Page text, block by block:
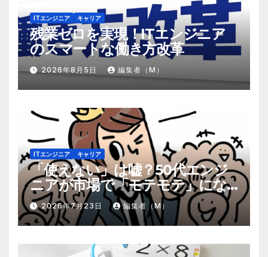
ITエンジニア キャリア
残業ゼロを実現！ITエンジニア
のスマートな働き方改革
2026年8月5日 編集者（M）
ITエンジニア キャリア
「使えない」は嘘？50代エンジ
ニアが市場で「モテモテ」にな
るための8個の強み
2026年7月23日 編集者（M）